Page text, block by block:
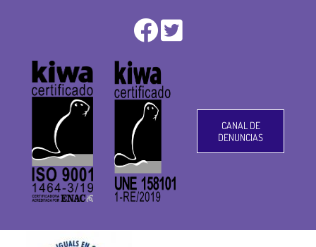
CANAL DE
DENUNCIAS